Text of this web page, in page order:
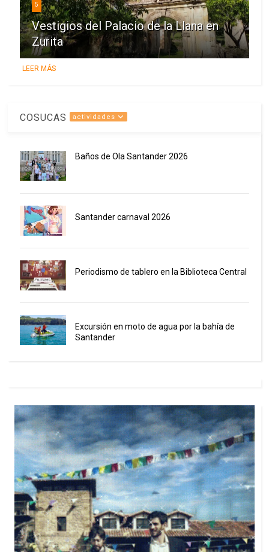
5
Vestigios del Palacio de la Llana en
Zurita
LEER MÁS
COSUCAS actividades
Baños de Ola Santander 2026
Santander carnaval 2026
Periodismo de tablero en la Biblioteca Central
Excursión en moto de agua por la bahía de
Santander